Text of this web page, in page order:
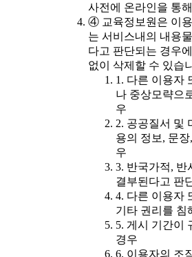
사전에 온라인을 통
④ 교육정보원은 이
는 서비스내의 내용
다고 판단되는 경우
없이 삭제할 수 있습
1. 다른 이용자
나 중상모략으
우
2. 공공질서 및
용의 정보, 문
우
3. 반국가적, 반
결부된다고 판
4. 다른 이용자
기타 권리를 침
5. 게시 기간이
경우
6. 이용자의 조